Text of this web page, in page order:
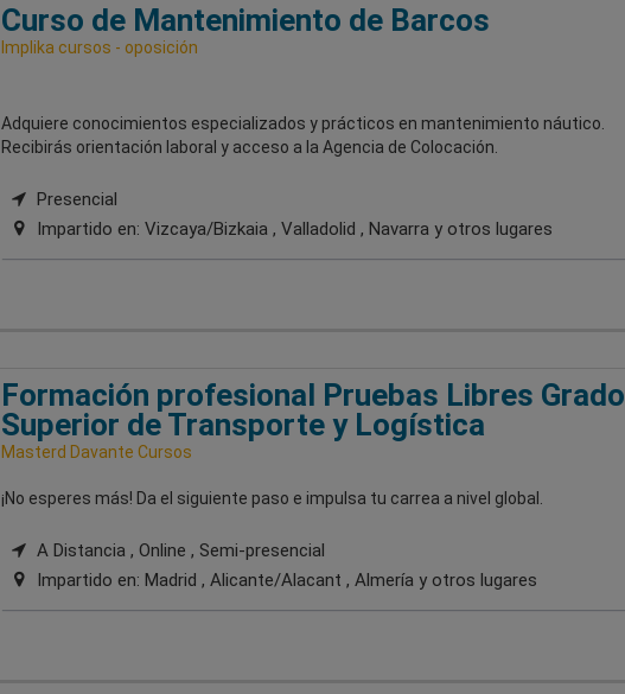
Curso de Mantenimiento de Barcos
Implika cursos - oposición
Adquiere conocimientos especializados y prácticos en mantenimiento náutico.
Recibirás orientación laboral y acceso a la Agencia de Colocación.
Presencial
Impartido en: Vizcaya/Bizkaia , Valladolid , Navarra y otros lugares
Formación profesional Pruebas Libres Grado
Superior de Transporte y Logística
Masterd Davante Cursos
¡No esperes más! Da el siguiente paso e impulsa tu carrea a nivel global.
A Distancia , Online , Semi-presencial
Impartido en: Madrid , Alicante/Alacant , Almería y otros lugares